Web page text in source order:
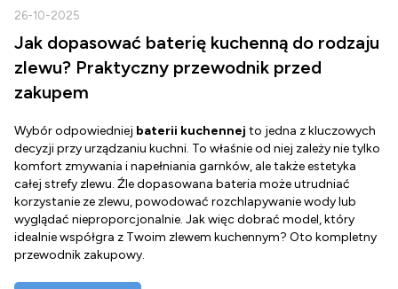
26-10-2025
Jak dopasować baterię kuchenną do rodzaju
zlewu? Praktyczny przewodnik przed
zakupem
Wybór odpowiedniej baterii kuchennej to jedna z kluczowych
decyzji przy urządzaniu kuchni. To właśnie od niej zależy nie tylko
komfort zmywania i napełniania garnków, ale także estetyka
całej strefy zlewu. Źle dopasowana bateria może utrudniać
korzystanie ze zlewu, powodować rozchlapywanie wody lub
wyglądać nieproporcjonalnie. Jak więc dobrać model, który
idealnie współgra z Twoim zlewem kuchennym? Oto kompletny
przewodnik zakupowy.